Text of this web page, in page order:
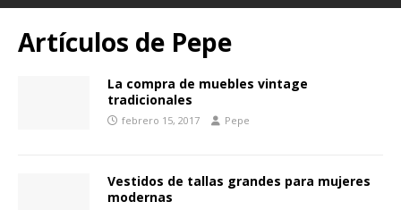
Artículos de Pepe
La compra de muebles vintage
tradicionales
febrero 15, 2017 Pepe
Vestidos de tallas grandes para mujeres
modernas